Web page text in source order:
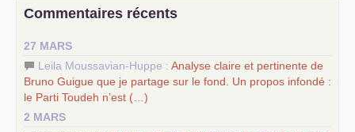
science sociale de notre temps
d’Europe
–lescinq chantiers pour contribuer au débat sur le projet
communiste
Commentaires récents
27 MARS
Leila Moussavian-Huppe : Analyse claire et pertinente de
Bruno Guigue que je partage sur le fond. Un propos infondé :
le Parti Toudeh n’est (…)
2 MARS